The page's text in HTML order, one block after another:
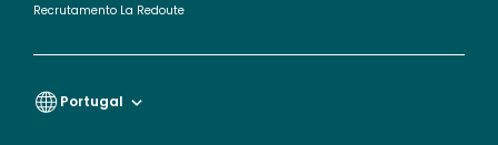
Recrutamento La Redoute
Portugal